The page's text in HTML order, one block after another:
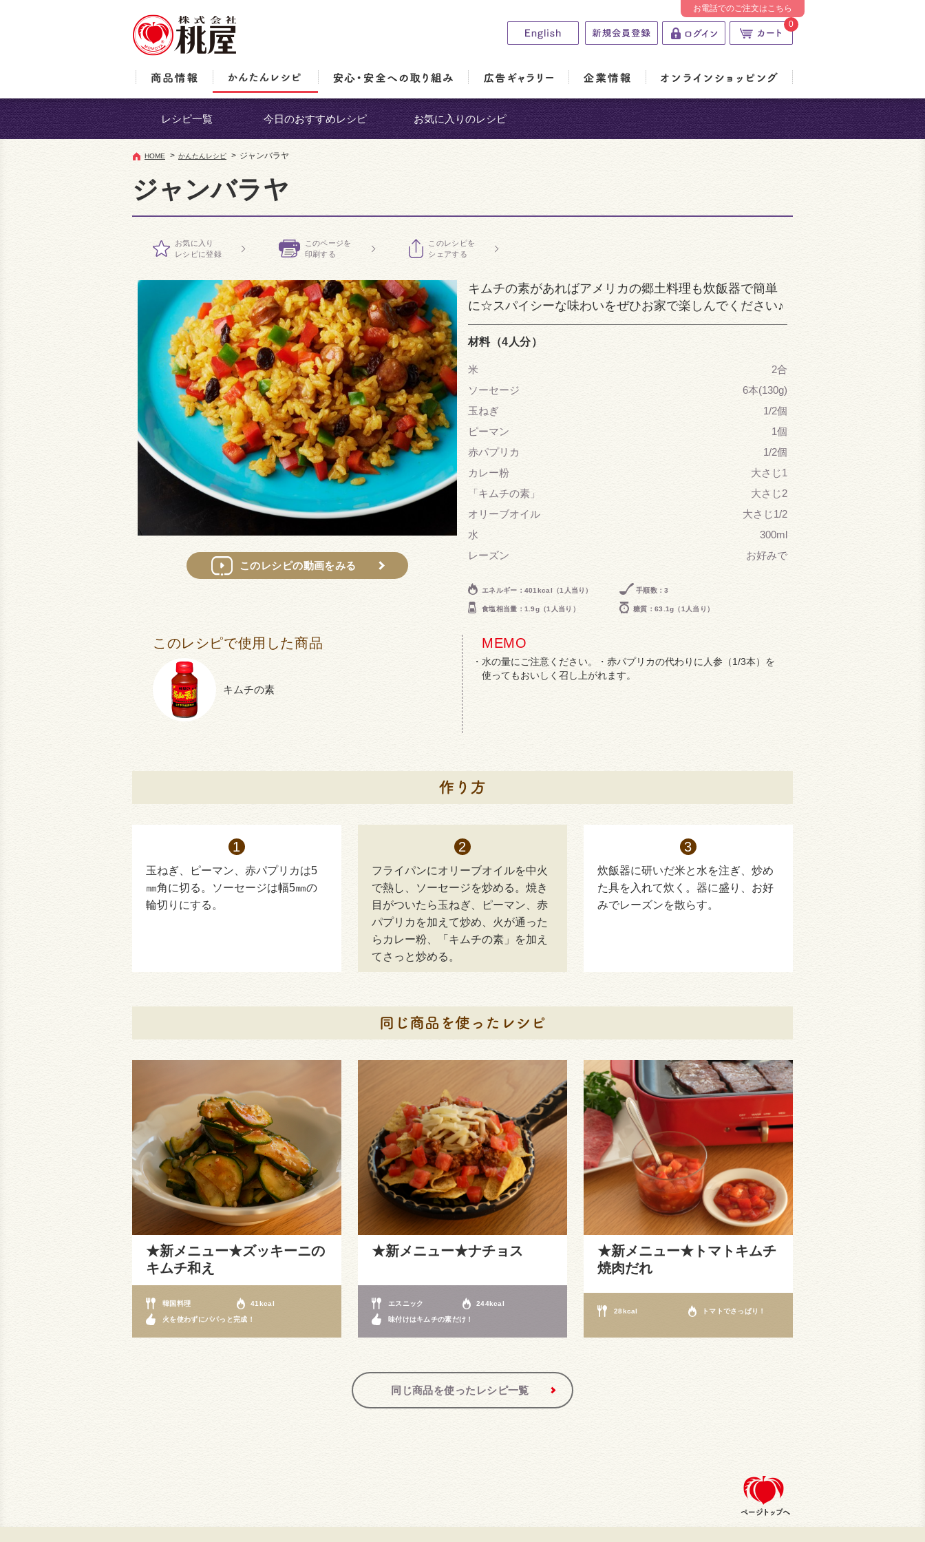
0
お電話でのご注文はこちら
レシピ一覧 今日のおすすめレシピ お気に入りのレシピ
HOME > かんたんレシピ > ジャンバラヤ
ジャンバラヤ
お気に入り
レシピに登録
このページを
印刷する
このレシピを
シェアする
このレシピの動画をみる
キムチの素があればアメリカの郷土料理も炊飯器で簡単
に☆スパイシーな味わいをぜひお家で楽しんでください♪
材料（4人分）
米
2合
ソーセージ
6本(130g)
玉ねぎ
1/2個
ピーマン
1個
赤パプリカ
1/2個
カレー粉
大さじ1
「キムチの素」
大さじ2
オリーブオイル
大さじ1/2
水
300ml
レーズン
お好みで
エネルギー：401kcal（1人当り） 手順数：3
食塩相当量：1.9g（1人当り） 糖質：63.1g（1人当り）
MEMO
水の量にご注意ください。・赤パプリカの代わりに人参（1/3本）を
使ってもおいしく召し上がれます。
このレシピで使用した商品
キムチの素
玉ねぎ、ピーマン、赤パプリカは5
㎜角に切る。ソーセージは幅5㎜の
輪切りにする。
フライパンにオリーブオイルを中火
で熱し、ソーセージを炒める。焼き
目がついたら玉ねぎ、ピーマン、赤
パプリカを加えて炒め、火が通った
らカレー粉、「キムチの素」を加え
てさっと炒める。
炊飯器に研いだ米と水を注ぎ、炒め
た具を入れて炊く。器に盛り、お好
みでレーズンを散らす。
★新メニュー★ズッキーニの
キムチ和え
韓国料理 41kcal
火を使わずにパパっと完成！
★新メニュー★ナチョス
エスニック 244kcal
味付けはキムチの素だけ！
★新メニュー★トマトキムチ
焼肉だれ
28kcal トマトでさっぱり！
同じ商品を使ったレシピ一覧